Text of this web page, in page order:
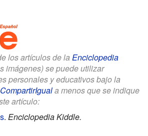
los artículos de la Enciclopedia
imágenes) se puede utilizar
personales y educativos bajo la
a menos que se indique
artículo:
. Enciclopedia Kiddle.